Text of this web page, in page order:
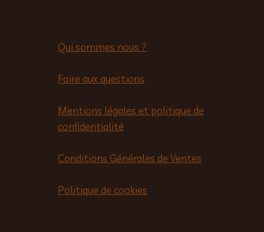
Qui sommes nous ?
Foire aux questions
Mentions légales et politique de
confidentialité
Conditions Générales de Ventes
Politique de cookies